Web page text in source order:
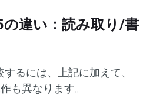
の違い：読み取り/書
するには、上記に加えて、
も異なります。